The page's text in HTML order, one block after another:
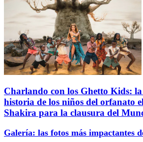
Charlando con los Ghetto Kids:
historia de los niños del orfanato
Shakira para la clausura del
Galería: las fotos más impactantes